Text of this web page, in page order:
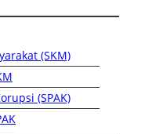
(SKM)
(SPAK)